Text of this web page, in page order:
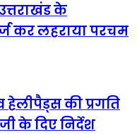
के
कर लहराया परचम
की प्रगति
के दिए निर्देश